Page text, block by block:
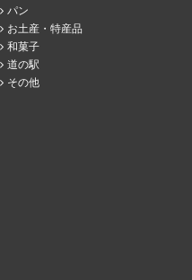
パン
お土産・特産品
和菓子
道の駅
その他